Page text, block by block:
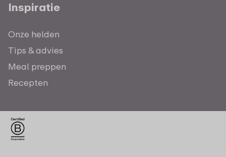
Inspiratie
Onze helden
Tips & advies
Meal preppen
Recepten